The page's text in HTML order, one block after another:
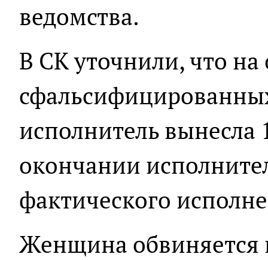
ведомства.
В СК уточнили, что
исполнитель вынесла
окончании
фактического
Женщина обвиняется